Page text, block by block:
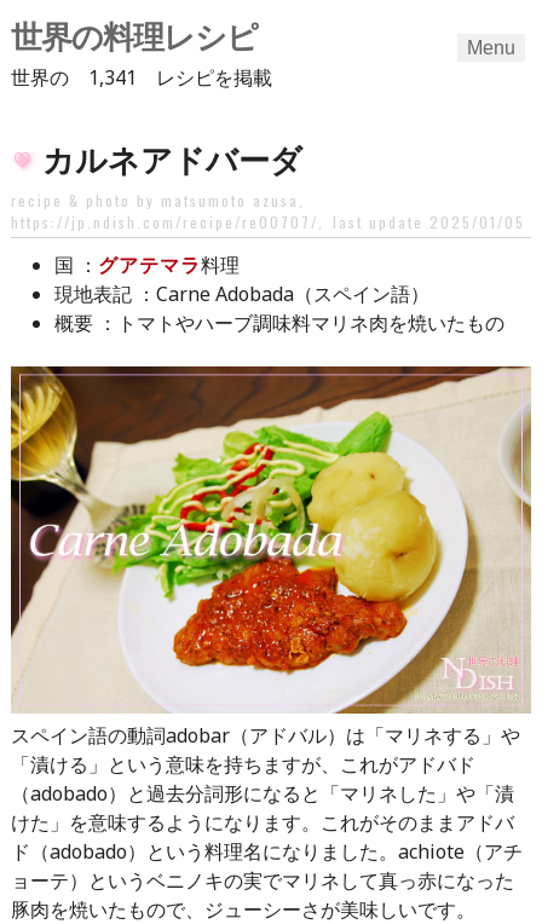
世界の料理レシピ
世界の 1,341 レシピを掲載
Menu
to カルネアドバーダ
recipe & photo by matsumoto azusa,
https://jp.ndish.com/recipe/re00707/
last update 2025/01/05
国 ： グアテマラ料理
現地表記 ：Carne Adobada（スペイン語）
概要 ：トマトやハーブ調味料マリネ肉を焼いたもの
スペイン語の動詞adobar（アドバル）は「マリネする」や
「漬ける」という意味を持ちますが、これがアドバド
（adobado）と過去分詞形になると「マリネした」や「漬
けた」を意味するようになります。これがそのままアドバ
ド（adobado）という料理名になりました。achiote（アチ
ョーテ）というベニノキの実でマリネして真っ赤になった
豚肉を焼いたもので、ジューシーさが美味しいです。